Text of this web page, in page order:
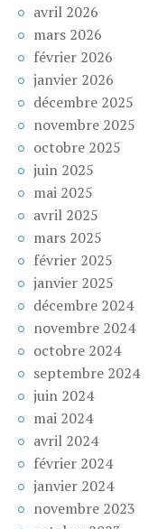
avril 2026
mars 2026
février 2026
janvier 2026
décembre 2025
novembre 2025
octobre 2025
juin 2025
mai 2025
avril 2025
mars 2025
février 2025
janvier 2025
décembre 2024
novembre 2024
octobre 2024
septembre 2024
juin 2024
mai 2024
avril 2024
février 2024
janvier 2024
novembre 2023